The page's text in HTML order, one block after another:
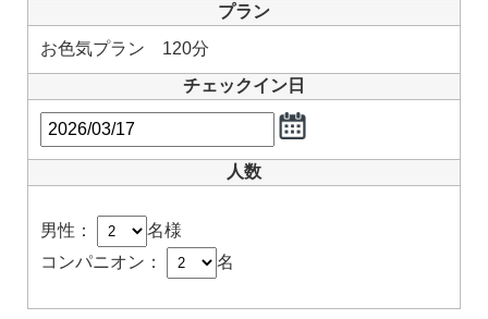
プラン
お色気プラン 120分
チェックイン日
人数
男性：
名様
コンパニオン：
名